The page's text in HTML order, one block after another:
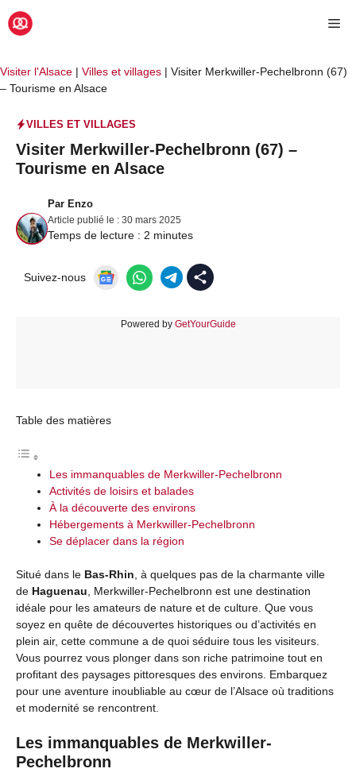
Aller
au
Visiter l'Alsace | Villes et villages | Visiter Merkwiller-Pechelbronn (67)
– Tourisme en Alsace
VILLES ET VILLAGES
Visiter Merkwiller-Pechelbronn (67) –
Tourisme en Alsace
Par Enzo
Article publié le : 30 mars 2025
Temps de lecture : 2 minutes
Suivez-nous
Powered by GetYourGuide
Table des matières
Les immanquables de Merkwiller-Pechelbronn
Activités de loisirs et balades
À la découverte des environs
Hébergements à Merkwiller-Pechelbronn
Se déplacer dans la région
Situé dans le Bas-Rhin , à quelques pas de la charmante ville
de Haguenau , Merkwiller-Pechelbronn est une destination
idéale pour les amateurs de nature et de culture. Que vous
soyez en quête de découvertes historiques ou d’activités en
plein air, cette commune a de quoi séduire tous les visiteurs.
Vous pourrez vous plonger dans son riche patrimoine tout en
profitant des paysages pittoresques des environs. Embarquez
pour une aventure inoubliable au cœur de l’Alsace où traditions
et modernité se rencontrent.
Les immanquables de Merkwiller-
Pechelbronn